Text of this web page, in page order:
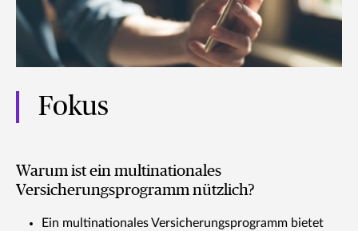
Fokus
Warum ist ein multinationales
Versicherungsprogramm nützlich?
Ein multinationales Versicherungsprogramm bietet